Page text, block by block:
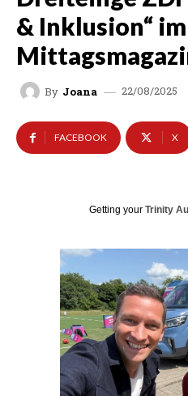
& Inklusion“ im
By Joana 22/08/2025
FACEBOOK X
Getting your Trinity